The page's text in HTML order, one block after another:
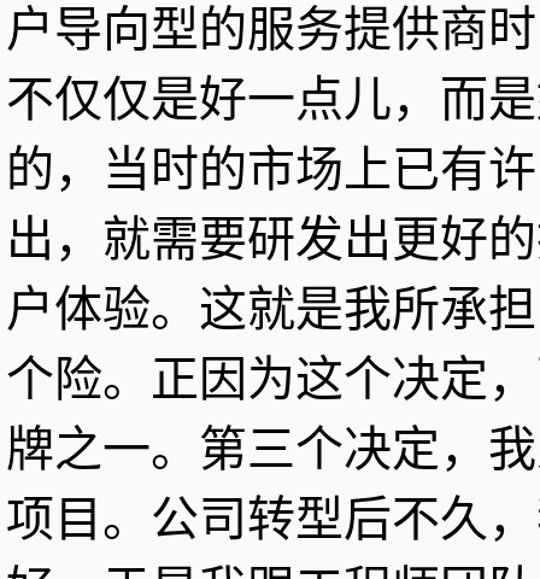
户导向型的服务提供商
不仅仅是好一点儿，而
的，当时的市场上已有
出，就需要研发出更好
户体验。这就是我所承
个险。正因为这个决定
牌之一。第三个决定，
项目。公司转型后不久